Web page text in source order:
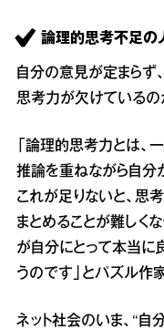
論理的思考不足の
自分の意見が定まらず
思考力が欠けているの
「論理的思考力とは、
推論を重ねながら自分
これが足りないと、思
まとめることが難しく
が自分にとって本当に
うのです」とパズル作
ネット社会のいま、“自